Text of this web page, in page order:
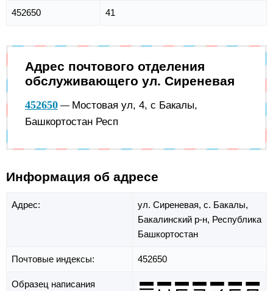
452650 41
Адрес почтового отделения
обслуживающего ул. Сиреневая
452650 — Мостовая ул, 4, с Бакалы,
Башкортостан Респ
Информация об адресе
Адрес: ул. Сиреневая, с. Бакалы,
Бакалинский р-н, Республика
Башкортостан
Почтовые индексы: 452650
Образец написания